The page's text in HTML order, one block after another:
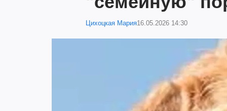
Цихоцкая Мария16.05.2026 14:30